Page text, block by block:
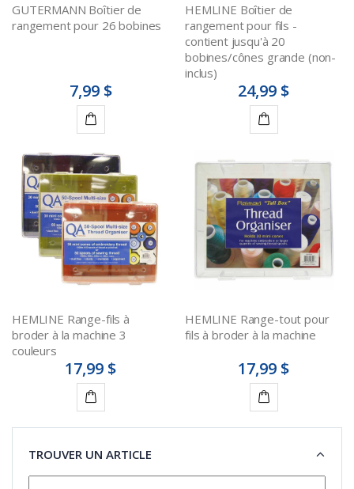
GUTERMANN Boîtier de
rangement pour 26 bobines
7,99 $
au
panier
HEMLINE Boîtier de
rangement pour fils -
contient jusqu'à 20
bobines/cônes grande (non-
inclus)
24,99 $
panier
HEMLINE Range-fils à
broder à la machine 3
couleurs
17,99 $
au
panier
HEMLINE Range-tout pour
fils à broder à la machine
17,99 $
panier
TROUVER UN ARTICLE